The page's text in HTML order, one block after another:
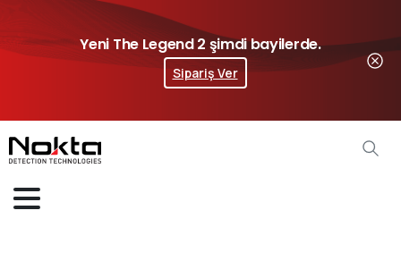
Yeni The Legend 2 şimdi bayilerde.
Sipariş Ver